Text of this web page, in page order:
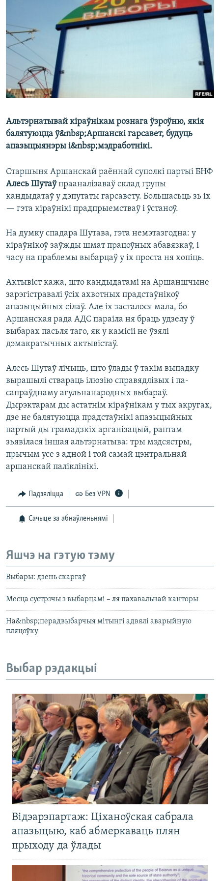
НА ХВАЛЯХ СВАБОДЫ
Альтэрнатывай кіраўнікам рознага ўзроўню, якія
балятуюцца ў&nbsp;Аршанскі гарсавет, будуць
апазыцыянэры і&nbsp;мэдработнікі.
Старшыня Аршанскай раённай суполкі партыі БНФ
Алесь Шутаўпрааналізаваў склад групы
кандыдатаў у дэпутаты гарсавету. Большасьць зь іх
— гэта кіраўнікі прадпрыемстваў і ўстаноў.
На думку спадара Шутава, гэта немэтазгодна: у
кіраўнікоў заўжды шмат працоўных абавязкаў, і
часу на праблемы выбарцаў у іх проста ня хопіць.
Актывіст кажа, што кандыдатамі на Аршаншчыне
зарэгістравалі ўсіх ахвотных прадстаўнікоў
апазыцыйных сілаў. Але іх засталося мала, бо
Аршанская рада АДС параіла ня браць удзелу ў
выбарах пасьля таго, як у камісіі не ўзялі
дэмакратычных актывістаў.
Алесь Шутаў лічыць, што ўлады ў такім выпадку
вырашылі ствараць ілюзію справядлівых і па-
сапраўднаму агульнанародных выбараў.
Дырэктарам ды астатнім кіраўнікам у тых акругах,
дзе не балятуюцца прадстаўнікі апазыцыйных
партый ды грамадзкіх арганізацый, раптам
зьявілася іншая альтэрнатыва: тры мэдсястры,
прычым усе з адной і той самай цэнтральнай
аршанскай паліклінікі.
Падзяліцца Без VPN
Сачыце за абнаўленьнямі
Яшчэ на гэтую тэму
Выбары: дзень скаргаў
Месца сустрэчы з выбарцамі – ля пахавальнай канторы
На&nbsp;перадвыбарчыя мітынгі адвялі аварыйную
пляцоўку
Выбар рэдакцыі
Відэарэпартаж: Ціханоўская сабрала
апазыцыю, каб абмеркаваць плян
прыходу да ўлады